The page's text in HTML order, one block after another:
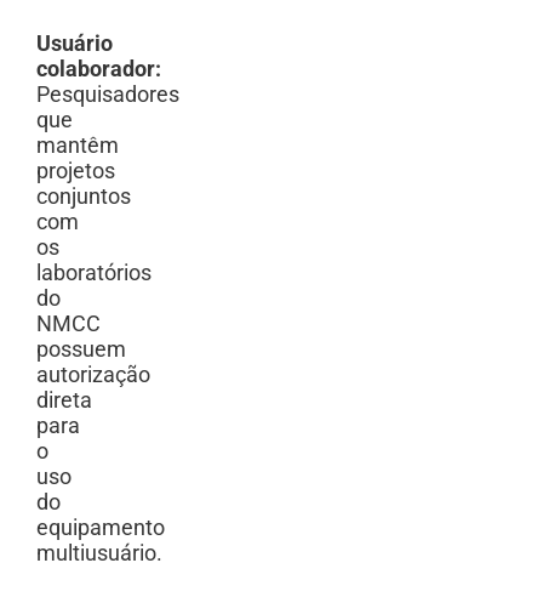
Usuário
colaborador:
Pesquisadores
que
mantêm
projetos
conjuntos
com
os
laboratórios
do
NMCC
possuem
autorização
direta
para
o
uso
do
equipamento
multiusuário.